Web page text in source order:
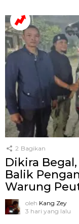
2 Bagikan
Dikira
Balik
Warung
oleh Kang Zey
3 hari yang lalu